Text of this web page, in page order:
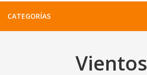
CATEGORÍAS
Vientos